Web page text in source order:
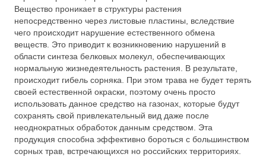
Вещество проникает в структуры растения
непосредственно через листовые пластины, вследствие
чего происходит нарушение естественного обмена
веществ. Это приводит к возникновению нарушений в
области синтеза белковых молекул, обеспечивающих
нормальную жизнедеятельность растения. В результате,
происходит гибель сорняка. При этом трава не будет терять
своей естественной окраски, поэтому очень просто
использовать данное средство на газонах, которые будут
сохранять свой привлекательный вид даже после
неоднократных обработок данным средством. Эта
продукция способна эффективно бороться с большинством
сорных трав, встречающихся но российских территориях.